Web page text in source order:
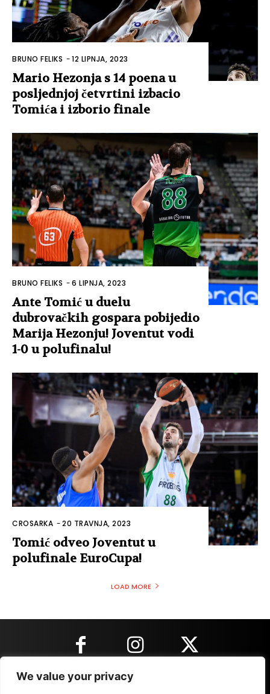
We value your privacy
BRUNO FELIKS -12 LIPNJA, 2023
Mario Hezonja s 14 poena u
posljednjoj četvrtini izbacio
Tomića i izborio finale
BRUNO FELIKS -6 LIPNJA, 2023
Ante Tomić u duelu
dubrovačkih gospara pobijedio
Marija Hezonju! Joventut vodi
1-0 u polufinalu!
CROSARKA -20 TRAVNJA, 2023
Tomić odveo Joventut u
polufinale EuroCupa!
LOAD MORE
KONTAKT INFORMACIJE